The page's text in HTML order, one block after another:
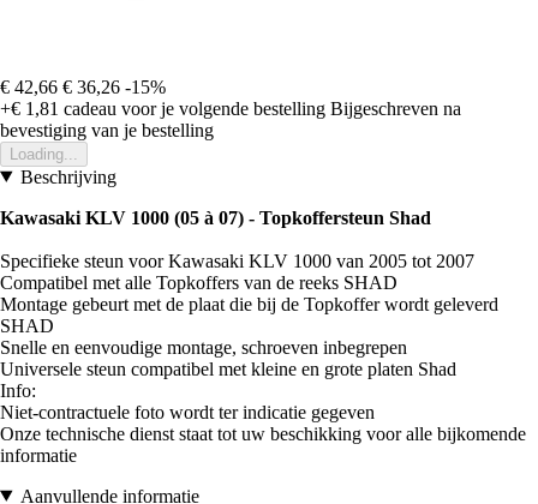
€ 42,66 € 36,26 -15%
+€ 1,81 cadeau voor je volgende bestelling Bijgeschreven na
bevestiging van je bestelling
Loading...
Beschrijving
Kawasaki KLV 1000 (05 à 07) - Topkoffersteun Shad
Specifieke steun voor Kawasaki KLV 1000 van 2005 tot 2007
Compatibel met alle Topkoffers van de reeks SHAD
Montage gebeurt met de plaat die bij de Topkoffer wordt geleverd
SHAD
Snelle en eenvoudige montage, schroeven inbegrepen
Universele steun compatibel met kleine en grote platen Shad
Info:
Niet-contractuele foto wordt ter indicatie gegeven
Onze technische dienst staat tot uw beschikking voor alle bijkomende
informatie
Aanvullende informatie